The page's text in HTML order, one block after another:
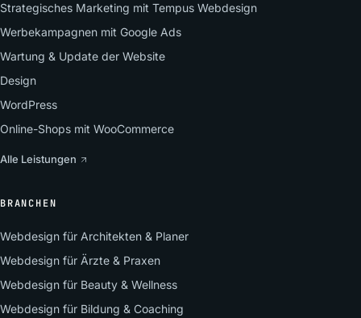
Strategisches Marketing mit Tempus Webdesign
Werbekampagnen mit Google Ads
Wartung & Update der Website
Design
WordPress
Online-Shops mit WooCommerce
Alle Leistungen
BRANCHEN
Webdesign für Architekten & Planer
Webdesign für Ärzte & Praxen
Webdesign für Beauty & Wellness
Webdesign für Bildung & Coaching